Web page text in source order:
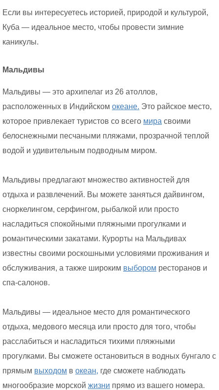
Если вы интересуетесь историей, природой и культурой,
Куба — идеальное место, чтобы провести зимние
каникулы.
Мальдивы
Мальдивы — это архипелаг из 26 атоллов,
расположенных в Индийском океане. Это райское место,
которое привлекает туристов со всего мира своими
белоснежными песчаными пляжами, прозрачной теплой
водой и удивительным подводным миром.
Мальдивы предлагают множество активностей для
отдыха и развлечений. Вы можете заняться дайвингом,
сноркелингом, серфингом, рыбалкой или просто
насладиться спокойными пляжными прогулками и
романтическими закатами. Курорты на Мальдивах
известны своими роскошными условиями проживания и
обслуживания, а также широким выбором ресторанов и
спа-салонов.
Мальдивы — идеальное место для романтического
отдыха, медового месяца или просто для того, чтобы
расслабиться и насладиться тихими пляжными
прогулками. Вы сможете остановиться в водных бунгало с
прямым выходом в океан, где сможете наблюдать
многообразие морской жизни прямо из вашего номера.